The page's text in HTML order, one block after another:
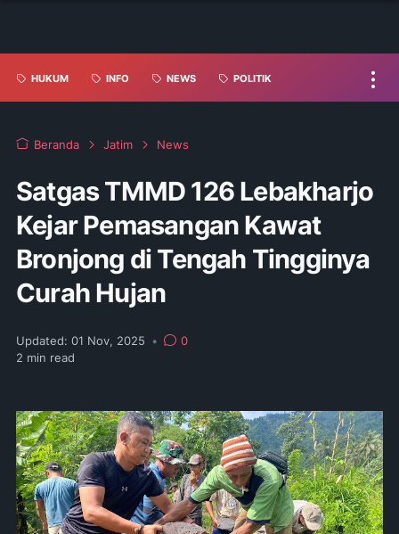
HUKUM INFO NEWS POLITIK
Beranda Jatim News
Satgas TMMD 126 Lebakharjo
Kejar Pemasangan Kawat
Bronjong di Tengah Tingginya
Curah Hujan
Updated: 01 Nov, 2025 •
0
2 min read